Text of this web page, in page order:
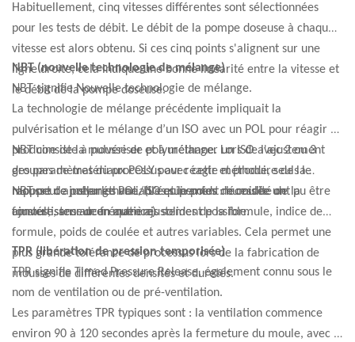
Habituellement, cinq vitesses différentes sont sélectionnées
pour les tests de débit. Le débit de la pompe doseuse à chaque
vitesse est alors obtenu. Si ces cinq points s'alignent sur une
ligne droite, cela indique une bonne linéarité entre la vitesse et
le débit de la pompe doseuse.
NBT (nouvelle technologie de mélange)
NBT signifie Nouvelle technologie de mélange.
La technologie de mélange précédente impliquait la
pulvérisation et le mélange d’un ISO avec un POL pour réagir et
produire de la mousse de polyuréthane. Lors de l'ajustement
des paramètres du processus avec cette méthode, seuls le
rapport de mélange POL/ISO et le poids de coulée ont pu être
ajustés, sans aucun autre ajustement possible.
NBT consiste à pulvériser et à mélanger un ISO avec 2 ou 3
groupes de matériaux POLY pour réagir et produire de la
mousse de polyuréthane. (L'équipement nécessite un
convertisseur de fréquence)
NBT peut ajuster les variables suivantes : humidité de la
formule, teneur en matières solides de la formule, indice de
formule, poids de coulée et autres variables. Cela permet une
plus grande tolérance de processus lors de la fabrication de
mousses de différentes densités et duretés.
TPR (libération de pression temporisée)
TPR signifie Timed Pressure Release, également connu sous le
nom de ventilation ou de pré-ventilation.
Les paramètres TPR typiques sont : la ventilation commence
environ 90 à 120 secondes après la fermeture du moule, avec le